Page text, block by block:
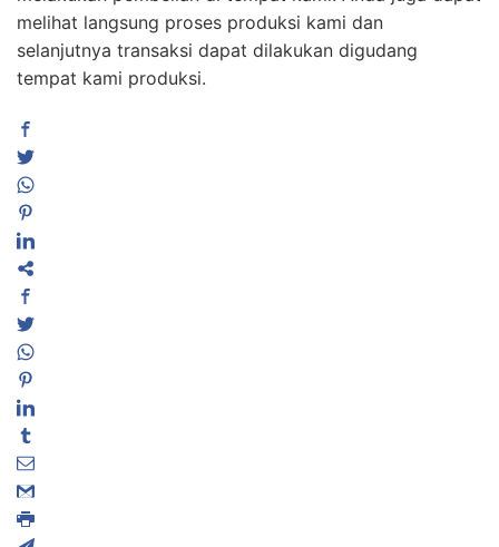
melihat langsung proses produksi kami dan
selanjutnya transaksi dapat dilakukan digudang
tempat kami produksi.